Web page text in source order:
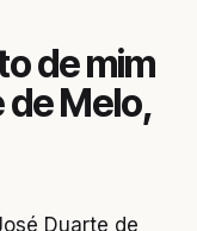
de mim
de Melo,
Duarte de